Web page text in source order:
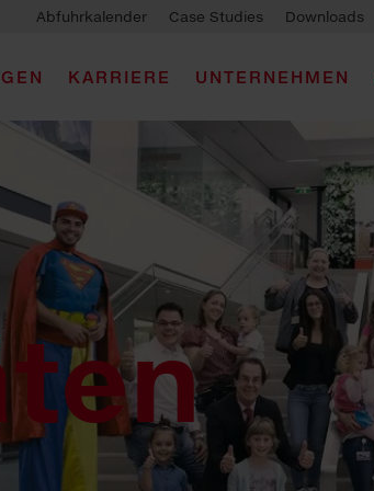
Abfuhrkalender Case Studies Downloads
KARRIERE UNTERNEHMEN